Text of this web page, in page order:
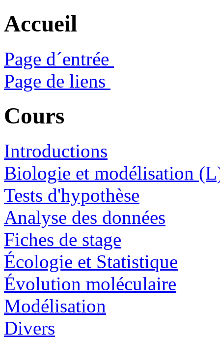
Accueil
Page d´entrée
Page de liens
Cours
Introductions
Biologie et modélisation
Tests d'hypothèse
Analyse des données
Fiches de stage
Écologie et Statistique
Évolution moléculaire
Modélisation
Divers